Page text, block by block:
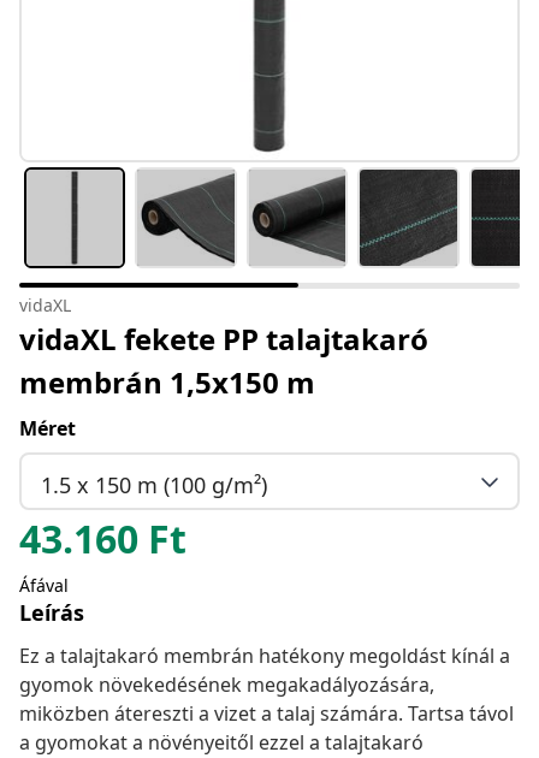
vidaXL
vidaXL fekete PP talajtakaró
membrán 1,5x150 m
Méret
1.5 x 150 m (100 g/m²)
43.160 Ft
Áfával
Leírás
Ez a talajtakaró membrán hatékony megoldást kínál a
gyomok növekedésének megakadályozására,
miközben átereszti a vizet a talaj számára. Tartsa távol
a gyomokat a növényeitől ezzel a talajtakaró